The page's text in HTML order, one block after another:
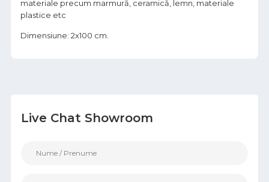
Live Chat Showroom
materiale precum marmură, ceramică, lemn, materiale
plastice etc
Dimensiune: 2x100 cm.